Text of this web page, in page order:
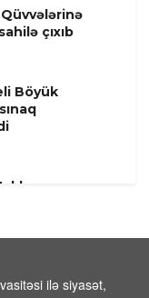
çıxıb
Böyük
Sazişiilə siyasət,